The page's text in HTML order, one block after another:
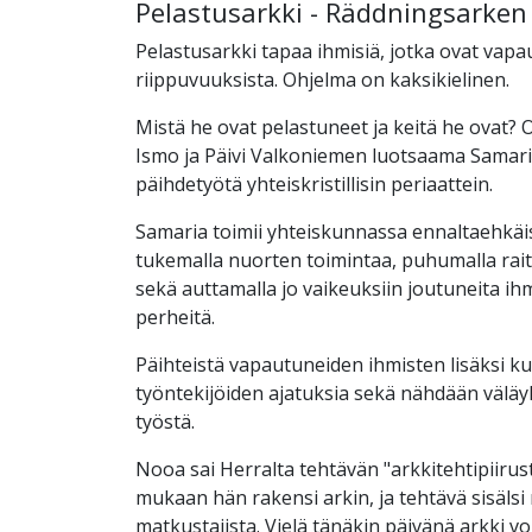
Pelastusarkki - Räddningsarken
Pelastusarkki tapaa ihmisiä, jotka ovat
riippuvuuksista. Ohjelma on kaksikielinen.
Mistä he ovat pelastuneet ja keitä he ovat?
Ismo ja Päivi Valkoniemen luotsaama
päihdetyötä yhteiskristillisin periaattein.
Samaria toimii yhteiskunnassa
tukemalla nuorten toimintaa, puhumalla
sekä auttamalla jo vaikeuksiin joutuneita
perheitä.
Päihteistä vapautuneiden ihmisten lisäksi
työntekijöiden ajatuksia sekä nähdään
työstä.
Nooa sai Herralta tehtävän
mukaan hän rakensi arkin, ja tehtävä sisälsi
matkustajista. Vielä tänäkin päivänä arkki